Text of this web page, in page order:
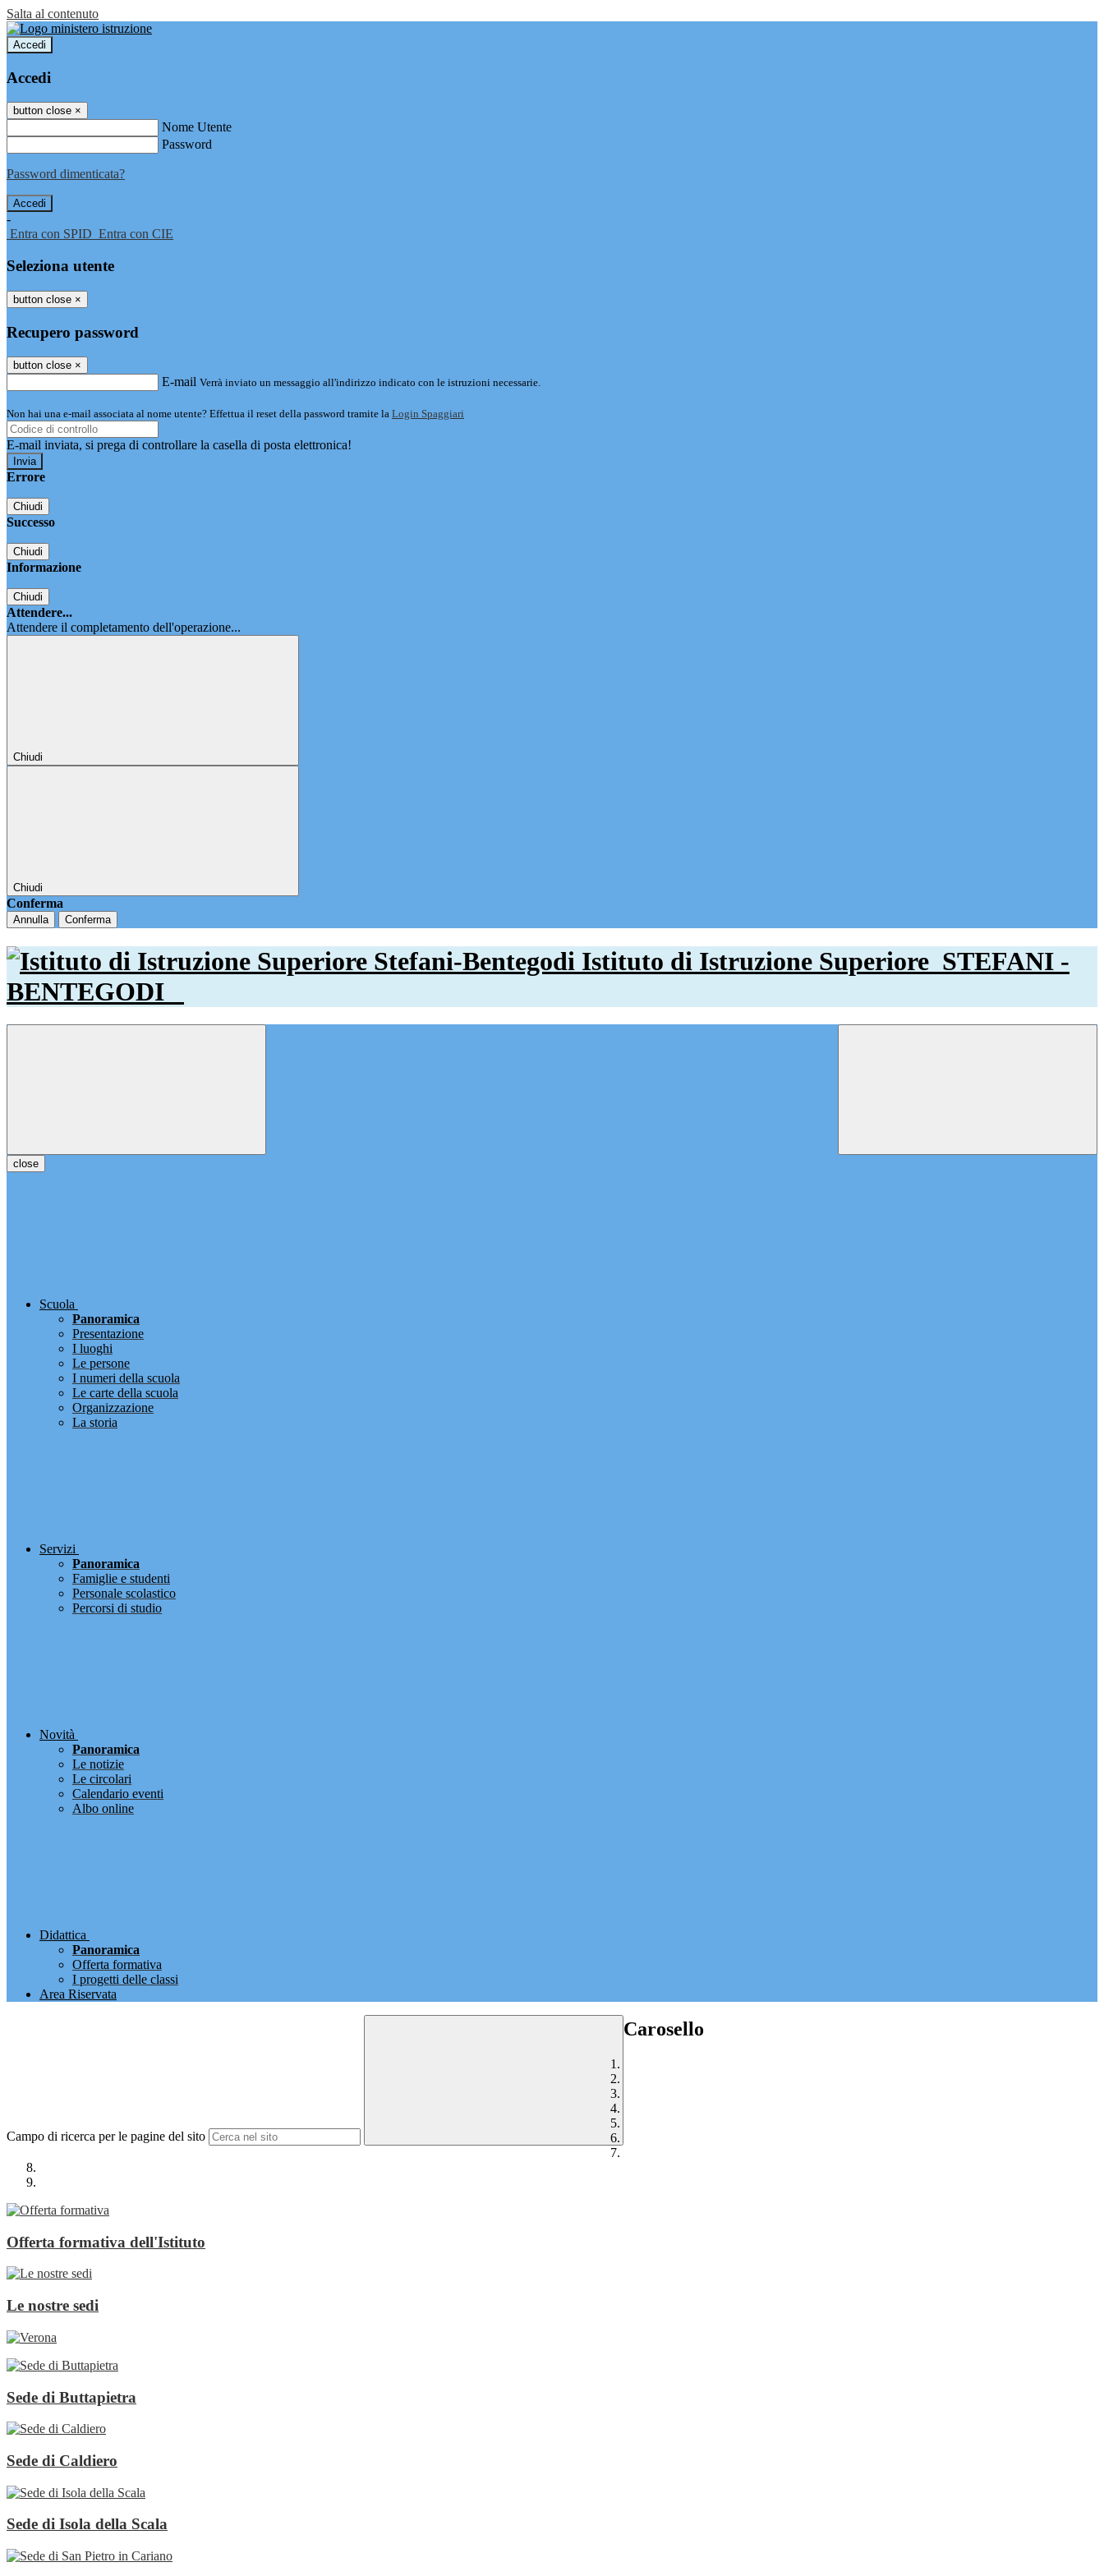
Salta al contenuto
Accedi
Accedi
button close ×
Nome Utente
Password
Password dimenticata?
-
Entra con SPID Entra con CIE
Seleziona utente
button close ×
Recupero password
button close ×
E-mail Verrà inviato un messaggio all'indirizzo indicato con le istruzioni necessarie.
Non hai una e-mail associata al nome utente? Effettua il reset della password tramite la Login Spaggiari
E-mail inviata, si prega di controllare la casella di posta elettronica!
Errore
Chiudi
Successo
Chiudi
Informazione
Chiudi
Attendere...
Attendere il completamento dell'operazione...
Chiudi
Chiudi
Conferma
Annulla Conferma
Istituto di Istruzione Superiore STEFANI -
BENTEGODI
close
Scuola
Panoramica
Presentazione
I luoghi
Le persone
I numeri della scuola
Le carte della scuola
Organizzazione
La storia
Servizi
Panoramica
Famiglie e studenti
Personale scolastico
Percorsi di studio
Novità
Panoramica
Le notizie
Le circolari
Calendario eventi
Albo online
Didattica
Panoramica
Offerta formativa
I progetti delle classi
Area Riservata
Campo di ricerca per le pagine del sito
Carosello
Offerta formativa dell'Istituto
Le nostre sedi
Sede di Buttapietra
Sede di Caldiero
Sede di Isola della Scala